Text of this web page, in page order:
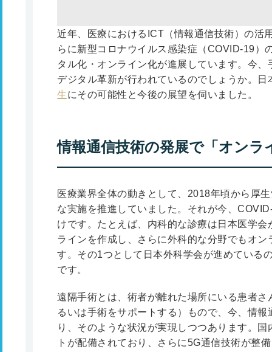
近年、医療におけるICT（情報通信技術）の活
らに新型コロナウイルス感染症（COVID-19）
タル化・オンライン化が進展しています。今
デジタル革新が行われているのでしょうか。
生にその可能性と今後の展望を伺いました。
情報通信技術の発展で「オンラ
医療業界全体の動きとして、2018年頃から厚
な実施を推進していました。それが今、
けです。たとえば、内科的な診療は日本医学
ラインを作成し、さらに外科的な分野でもオ
す。その1つとして日本外科学会が進めている
です。
遠隔手術とは、術者が離れた場所にいる患者
るいは手術をサポートする）もので、今、情
り、そのような状況が実現しつつあります。
トが配備されており、さらに5G通信技術が整